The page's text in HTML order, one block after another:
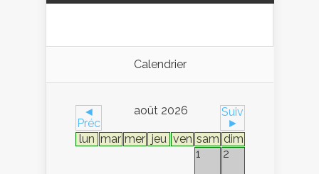
Calendrier
◄
Préc
août 2026
Suiv
►
lun mar mer jeu ven sam dim
1
2